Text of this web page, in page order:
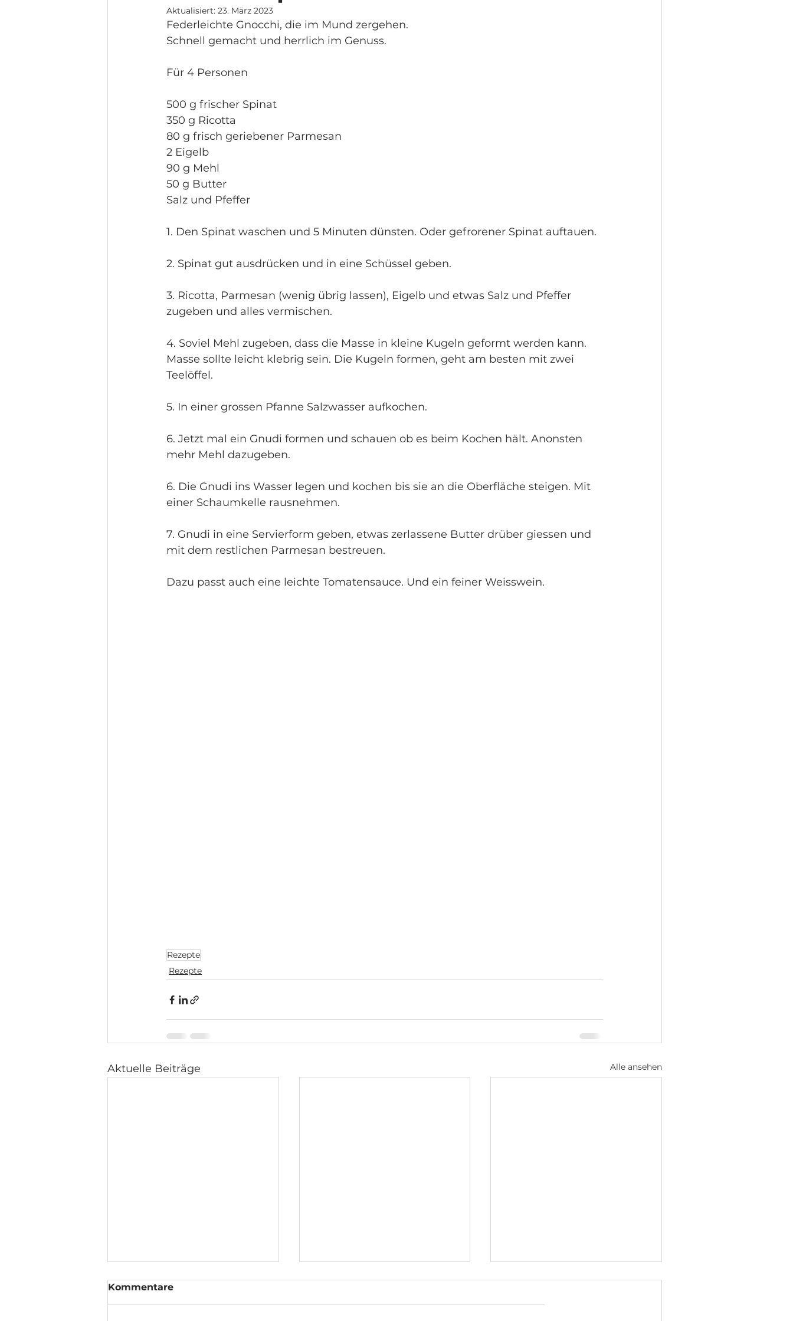
Aktualisiert: 23. März 2023
Federleichte Gnocchi, die im Mund zergehen.
Schnell gemacht und herrlich im Genuss.
Für 4 Personen
500 g frischer Spinat
350 g Ricotta
80 g frisch geriebener Parmesan
2 Eigelb
90 g Mehl
50 g Butter
Salz und Pfeffer
1. Den Spinat waschen und 5 Minuten dünsten. Oder gefrorener Spinat auftauen.
2. Spinat gut ausdrücken und in eine Schüssel geben.
3. Ricotta, Parmesan (wenig übrig lassen), Eigelb und etwas Salz und Pfeffer
zugeben und alles vermischen.
4. Soviel Mehl zugeben, dass die Masse in kleine Kugeln geformt werden kann.
Masse sollte leicht klebrig sein. Die Kugeln formen, geht am besten mit zwei
Teelöffel.
5. In einer grossen Pfanne Salzwasser aufkochen.
6. Jetzt mal ein Gnudi formen und schauen ob es beim Kochen hält. Anonsten
mehr Mehl dazugeben.
6. Die Gnudi ins Wasser legen und kochen bis sie an die Oberfläche steigen. Mit
einer Schaumkelle rausnehmen.
7. Gnudi in eine Servierform geben, etwas zerlassene Butter drüber giessen und
mit dem restlichen Parmesan bestreuen.
Dazu passt auch eine leichte Tomatensauce. Und ein feiner Weisswein.
Rezepte
Rezepte
Aktuelle Beiträge Alle ansehen
Kommentare